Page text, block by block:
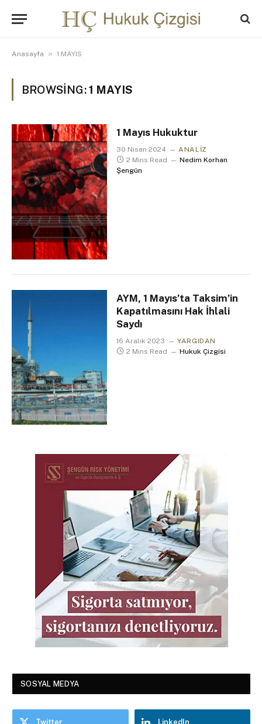
Anasayfa » 1 MAYIS
BROWSING:1 MAYIS
1 Mayıs Hukuktur
30 Nisan 2024
ANALIZ
2 Mins Read
Nedim Korhan
Şengün
AYM, 1 Mayıs’ta Taksim’in
Kapatılmasını Hak İhlali
Saydı
16 Aralık 2023
YARGIDAN
2 Mins Read
Hukuk Çizgisi
SOSYAL MEDYA
Twitter LinkedIn